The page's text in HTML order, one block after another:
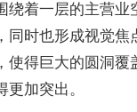
绕着一层的主营业
同时也形成视觉焦
使得巨大的圆洞覆
加突出。